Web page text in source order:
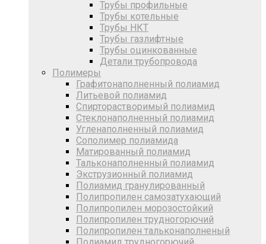
Трубы профильные
Трубы котельные
Трубы НКТ
Трубы газлифтные
Трубы оцинкованные
Детали трубопровода
Полимеры
Графитонаполненный полиамид
Литьевой полиамид
Спирторастворимый полиамид
Стеклонаполненный полиамид
Угленаполненный полиамид
Сополимер полиамида
Матированный полиамид
Тальконаполненный полиамид
Экструзионный полиамид
Полиамид гранулированный
Полипропилен самозатухающий
Полипропилен морозостойкий
Полипропилен трудногорючий
Полипропилен тальконаполненый
Полиамид трудногорючий